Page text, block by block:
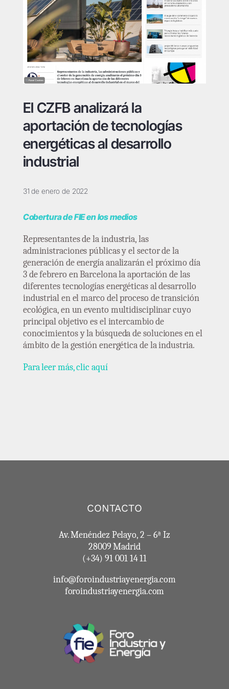
El CZFB analizará la
aportación de tecnologías
energéticas al desarrollo
industrial
31 de enero de 2022
Cobertura de FIE en los medios
Representantes de la industria, las
administraciones públicas y el sector de la
generación de energía analizarán el próximo día
3 de febrero en Barcelona la aportación de las
diferentes tecnologías energéticas al desarrollo
industrial en el marco del proceso de transición
ecológica, en un evento multidisciplinar cuyo
principal objetivo es el intercambio de
conocimientos y la búsqueda de soluciones en el
ámbito de la gestión energética de la industria.
Para leer más, clic aquí
CONTACTO
Av. Menéndez Pelayo, 2 – 6ª Iz
28009 Madrid
(+34) 91 001 14 11
info@foroindustriayenergia.com
foroindustriayenergia.com